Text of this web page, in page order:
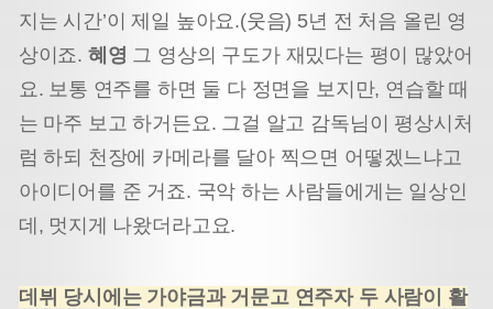
지는 시간’이 제일 높아요.(웃음) 5년 전 처음 올린 영
상이죠. 혜영 그 영상의 구도가 재밌다는 평이 많았어
요. 보통 연주를 하면 둘 다 정면을 보지만, 연습할 때
는 마주 보고 하거든요. 그걸 알고 감독님이 평상시처
럼 하되 천장에 카메라를 달아 찍으면 어떻겠느냐고
아이디어를 준 거죠. 국악 하는 사람들에게는 일상인
데, 멋지게 나왔더라고요.
데뷔 당시에는 가야금과 거문고 연주자 두 사람이 활